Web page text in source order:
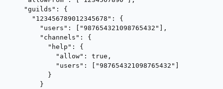
      "guilds": {
        "123456789012345678": {
          "users": ["987654321098765432"],
          "channels": {
            "help": {
              "allow": true,
              "users": ["987654321098765432"]
            }
          }